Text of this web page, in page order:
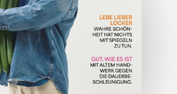
JETZT BESTELLEN
ONLINE LESEN